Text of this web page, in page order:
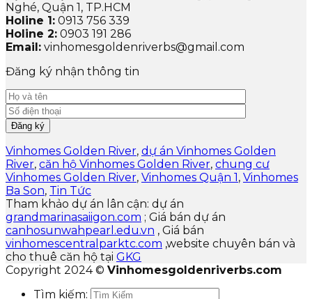
Nghé, Quận 1, TP.HCM
Holine 1: 0913 756 339
Holine 2: 0903 191 286
Email: vinhomesgoldenriverbs@gmail.com
Đăng ký nhận thông tin
Vinhomes Golden River, dự án Vinhomes Golden
River, căn hộ Vinhomes Golden River, chung cư
Vinhomes Golden River, Vinhomes Quận 1, Vinhomes
Ba Son, Tin Tức
Tham khảo dự án lân cận: dự án
grandmarinasaiigon.com ; Giá bán dự án
canhosunwahpearl.edu.vn , Giá bán
vinhomescentralparktc.com ,website chuyên bán và
cho thuê căn hộ tại GKG
Copyright 2024 © Vinhomesgoldenriverbs.com
Tìm kiếm: